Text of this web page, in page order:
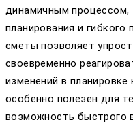
динамичным
планирования и
сметы позволяет
своевременно
изменений в
особенно полезен для
возможность быстрого